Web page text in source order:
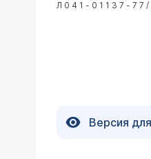
тампона
Л041-01137-
Версия